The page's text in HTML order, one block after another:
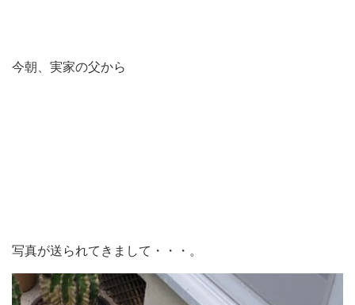
今朝、実家の父から
写真が送られてきまして・・・。